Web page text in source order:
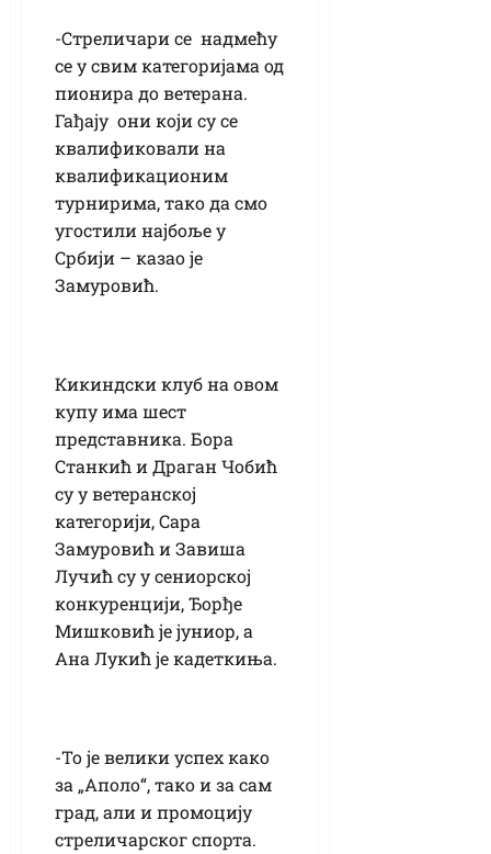
-Стреличари се надмећу
се у свим категоријама од
пионира до ветерана.
Гађају они који су се
квалификовали на
квалификационим
турнирима, тако да смо
угостили најбоље у
Србији – казао је
Замуровић.
Кикиндски клуб на овом
купу има шест
представника. Бора
Станкић и Драган Чобић
су у ветеранској
категорији, Сара
Замуровић и Завиша
Лучић су у сениорској
конкуренцији, Ђорђе
Мишковић је јуниор, а
Ана Лукић је кадеткиња.
-То је велики успех како
за „Аполо“, тако и за сам
град, али и промоцију
стреличарског спорта.